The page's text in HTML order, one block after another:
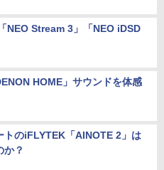
NEO Stream 3」「NEO iDSD
HOME」サウンドを体感
トのiFLYTEK「AINOTE 2」は
か？